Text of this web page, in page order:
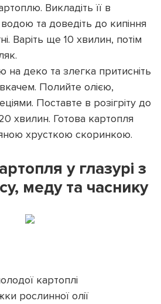
Викладіть її в
та доведіть до кипіння
Варіть ще 10 хвилин, потім
на деко та злегка притисніть
Полийте олією,
Поставте в розігріту до
хвилин. Готова картопля
хрусткою скоринкою.
у глазурі з
меду та часнику
картоплі
рослинної олії